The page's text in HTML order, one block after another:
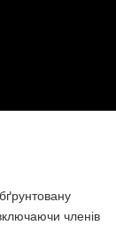
членів